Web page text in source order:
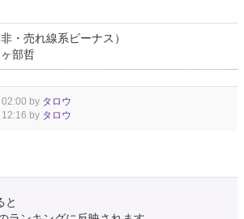
・売れ線系ビーナス）
部哲
by タロウ
by タロウ
と